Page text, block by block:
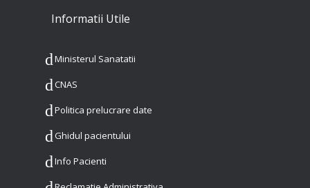
Informatii Utile
Ministerul Sanatatii
CNAS
Politica prelucrare date
Ghidul pacientului
Info Pacienti